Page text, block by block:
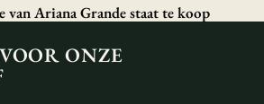
van Ariana Grande staat te koop
ONZE